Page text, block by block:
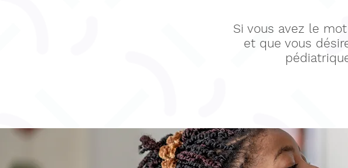
Si vous avez le
et que vous